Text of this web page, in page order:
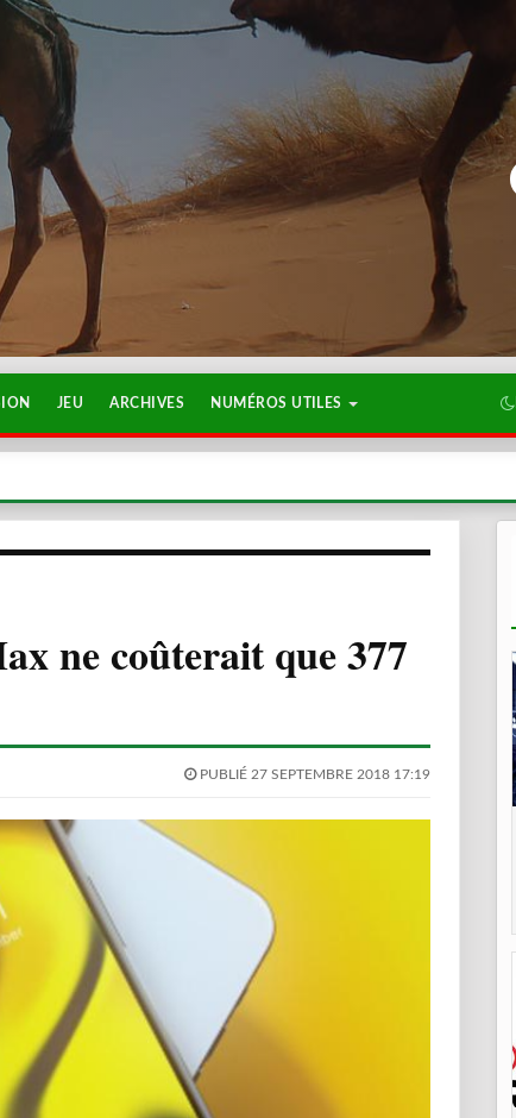
JEU ARCHIVES NUMÉROS UTILES
ne coûterait que 377
PUBLIÉ 27 SEPTEMBRE 2018 17:19